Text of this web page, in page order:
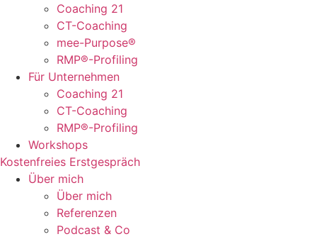
Coaching 21
CT-Coaching
mee-Purpose®
RMP®-Profiling
Für Unternehmen
Coaching 21
CT-Coaching
RMP®-Profiling
Workshops
Kostenfreies Erstgespräch
Über mich
Über mich
Referenzen
Podcast & Co